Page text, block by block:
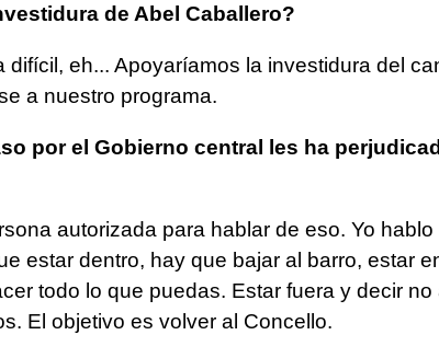
de Abel Caballero?
eh... Apoyaríamos la investidura del
a nuestro programa.
por el Gobierno central les ha
autorizada para hablar de eso. Yo hablo
estar dentro, hay que bajar al barro, estar
todo lo que puedas. Estar fuera y decir no
El objetivo es volver al Concello.